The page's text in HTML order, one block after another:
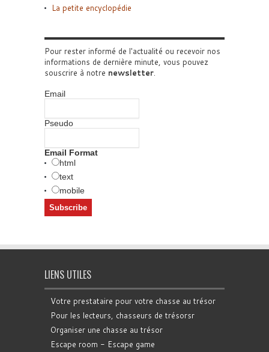
La petite encyclopédie
Pour rester informé de l'actualité ou recevoir nos
informations de dernière minute, vous pouvez
souscrire à notre newsletter
Email
Pseudo
Email Format
html
text
mobile
LIENS UTILES
Votre prestataire pour votre chasse au trésor
Pour les lecteurs, chasseurs de trésorsr
Organiser une chasse au trésor
Escape room - Escape game